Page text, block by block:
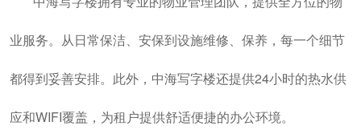
业服务。从日常保洁、安保到设施维修、保养，每一个细节
都得到妥善安排。此外，中海写字楼还提供24小时的热水供
应和WIFI覆盖，为租户提供舒适便捷的办公环境。